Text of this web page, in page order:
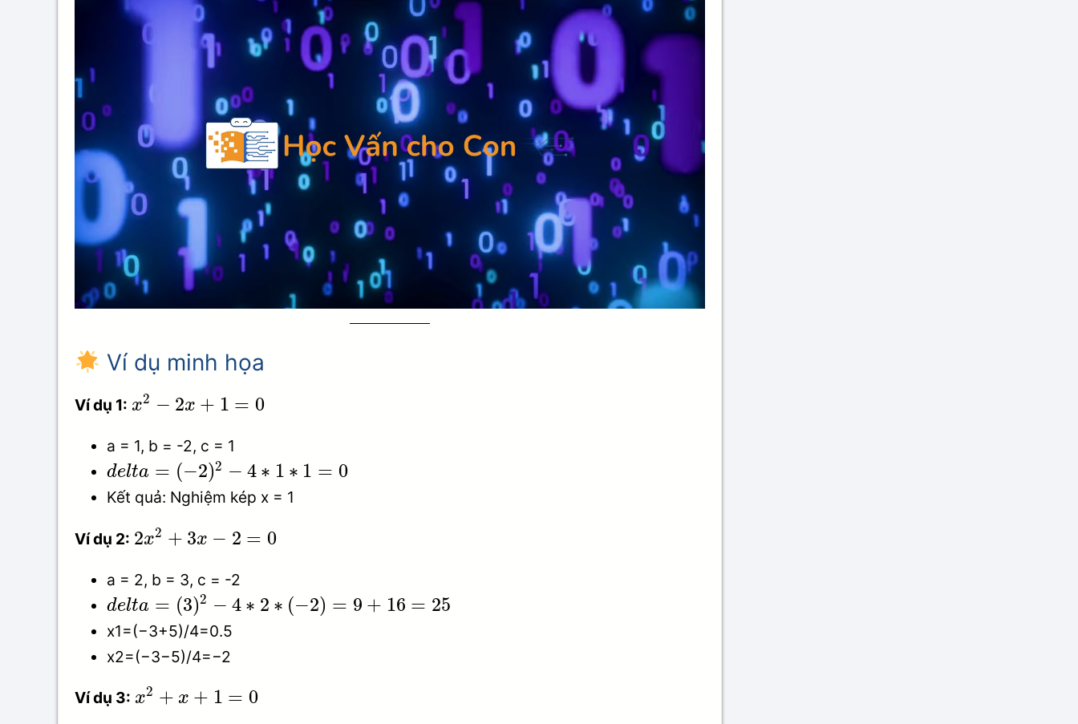
Ví dụ minh họa
Ví dụ 1: x2 − 2x + 1 = 0
a = 1, b = -2, c = 1
delta = (−2)2 − 4 ∗ 1 ∗ 1 = 0
Kết quả: Nghiệm kép x = 1
Ví dụ 2: 2x2 + 3x − 2 = 0
a = 2, b = 3, c = -2
delta = (3)2 − 4 ∗ 2 ∗ (−2) = 9 + 16 = 25
x1=(−3+5)/4=0.5
x2=(−3−5)/4=−2
Ví dụ 3: x2 + x + 1 = 0